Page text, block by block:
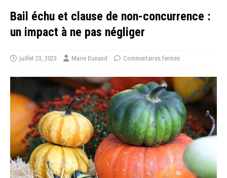
Bail échu et clause de non-concurrence :
un impact à ne pas négliger
juillet 23, 2023 Marie Dunand Commentaires fermés